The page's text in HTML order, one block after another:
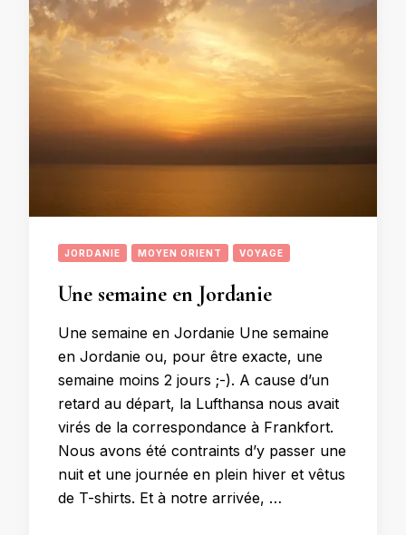
JORDANIE MOYEN ORIENT VOYAGE
Une semaine en Jordanie
Une semaine en Jordanie Une semaine
en Jordanie ou, pour être exacte, une
semaine moins 2 jours ;-). A cause d’un
retard au départ, la Lufthansa nous avait
virés de la correspondance à Frankfort.
Nous avons été contraints d’y passer une
nuit et une journée en plein hiver et vêtus
de T-shirts. Et à notre arrivée, …